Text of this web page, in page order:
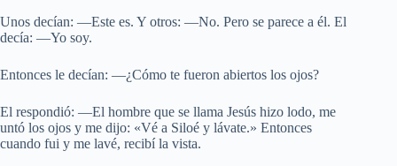
Unos decían: —Este es. Y otros: —No. Pero se parece a él. El
decía: —Yo soy.
Entonces le decían: —¿Cómo te fueron abiertos los ojos?
El respondió: —El hombre que se llama Jesús hizo lodo, me
untó los ojos y me dijo: «Vé a Siloé y lávate.» Entonces
cuando fui y me lavé, recibí la vista.